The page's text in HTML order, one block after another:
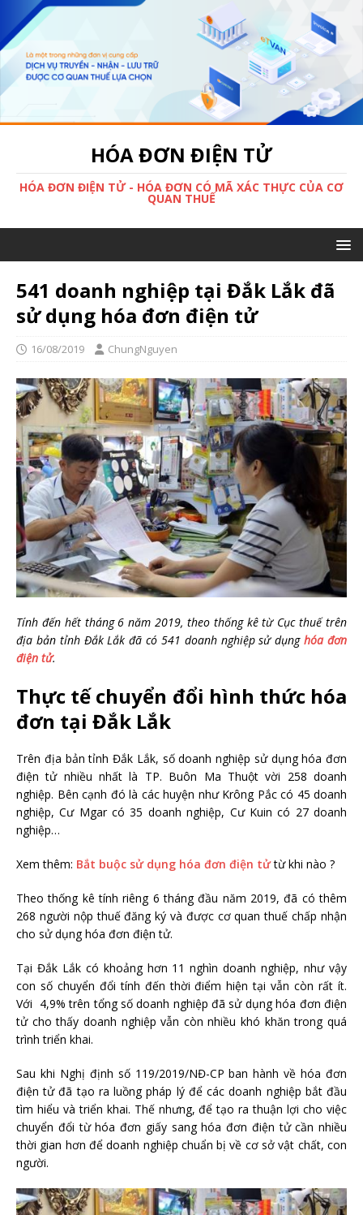
HÓA ĐƠN ĐIỆN TỬ
HÓA ĐƠN ĐIỆN TỬ - HÓA ĐƠN CÓ MÃ XÁC THỰC CỦA CƠ
QUAN THUẾ
541 doanh nghiệp tại Đắk Lắk đã
sử dụng hóa đơn điện tử
16/08/2019 ChungNguyen
Tính đến hết tháng 6 năm 2019, theo thống kê từ Cục thuế trên
địa bản tỉnh Đắk Lắk đã có 541 doanh nghiệp sử dụnghóa đơn
điện tử.
Thực tế chuyển đổi hình thức hóa
đơn tại Đắk Lắk
Trên địa bản tỉnh Đắk Lắk, số doanh nghiệp sử dụng hóa đơn
điện tử nhiều nhất là TP. Buôn Ma Thuột vời 258 doanh
nghiệp. Bên cạnh đó là các huyện như Krông Pắc có 45 doanh
nghiệp, Cư Mgar có 35 doanh nghiệp, Cư Kuin có 27 doanh
nghiệp…
Xem thêm: Bắt buộc sử dụng hóa đơn điện tửtừ khi nào ?
Theo thống kê tính riêng 6 tháng đầu năm 2019, đã có thêm
268 người nộp thuế đăng ký và được cơ quan thuế chấp nhận
cho sử dụng hóa đơn điện tử.
Tại Đắk Lắk có khoảng hơn 11 nghìn doanh nghiệp, như vậy
con số chuyển đổi tính đến thời điểm hiện tại vẫn còn rất ít.
Với 4,9% trên tổng số doanh nghiệp đã sử dụng hóa đơn điện
tử cho thấy doanh nghiệp vẫn còn nhiều khó khăn trong quá
trình triển khai.
Sau khi Nghị định số 119/2019/NĐ-CP ban hành về hóa đơn
điện tử đã tạo ra luồng pháp lý để các doanh nghiệp bắt đầu
tìm hiểu và triển khai. Thế nhưng, để tạo ra thuận lợi cho việc
chuyển đổi từ hóa đơn giấy sang hóa đơn điện tử cần nhiều
thời gian hơn để doanh nghiệp chuẩn bị về cơ sở vật chất, con
người.